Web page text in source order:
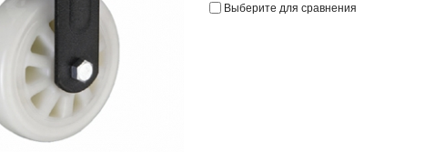
Выберите для сравнения